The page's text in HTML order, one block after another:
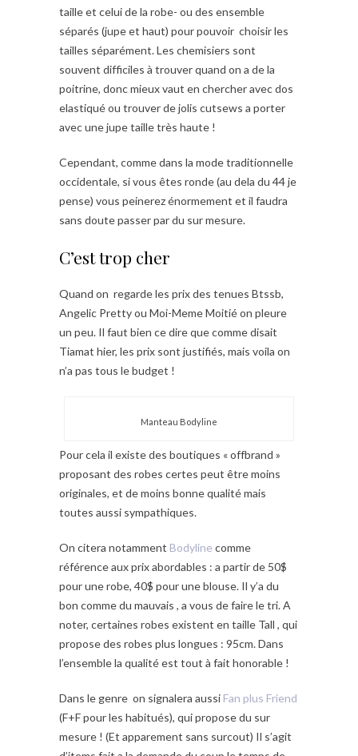
taille et celui de la robe- ou des ensemble
séparés (jupe et haut) pour pouvoir choisir les
tailles séparément. Les chemisiers sont
souvent difficiles à trouver quand on a de la
poitrine, donc mieux vaut en chercher avec dos
elastiqué ou trouver de jolis cutsews a porter
avec une jupe taille très haute !
Cependant, comme dans la mode traditionnelle
occidentale, si vous êtes ronde (au dela du 44 je
pense) vous peinerez énormement et il faudra
sans doute passer par du sur mesure.
C’est trop cher
Quand on regarde les prix des tenues Btssb,
Angelic Pretty ou Moi-Meme Moitié on pleure
un peu. Il faut bien ce dire que comme disait
Tiamat hier, les prix sont justifiés, mais voila on
n’a pas tous le budget !
Manteau Bodyline
Pour cela il existe des boutiques « offbrand »
proposant des robes certes peut être moins
originales, et de moins bonne qualité mais
toutes aussi sympathiques.
On citera notamment Bodyline comme
référence aux prix abordables : a partir de 50$
pour une robe, 40$ pour une blouse. Il y’a du
bon comme du mauvais , a vous de faire le tri. A
noter, certaines robes existent en taille Tall , qui
propose des robes plus longues : 95cm. Dans
l’ensemble la qualité est tout à fait honorable !
Dans le genre on signalera aussi Fan plus Friend
(F+F pour les habitués), qui propose du sur
mesure ! (Et apparement sans surcout) Il s’agit